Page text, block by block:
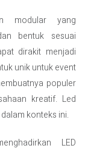
modular yang
bentuk sesuai
dirakit menjadi
unik untuk event
populer
kreatif. Led
konteks ini.
LED